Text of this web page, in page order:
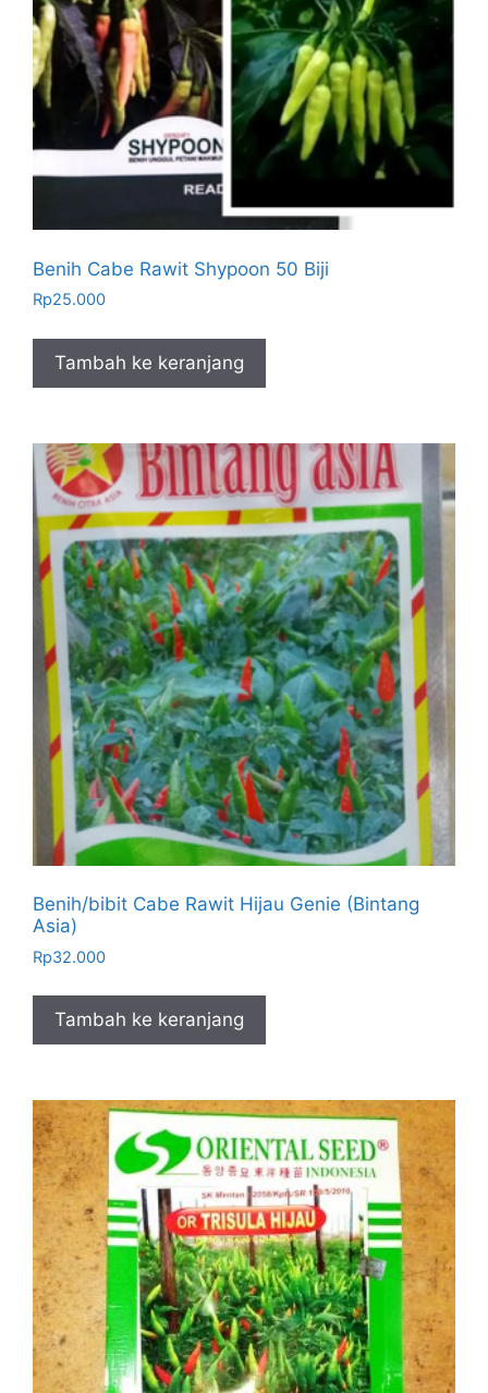
Benih Cabe Rawit Shypoon 50 Biji
Rp25.000
Tambah ke keranjang
Benih/bibit Cabe Rawit Hijau Genie (Bintang
Asia)
Rp32.000
Tambah ke keranjang